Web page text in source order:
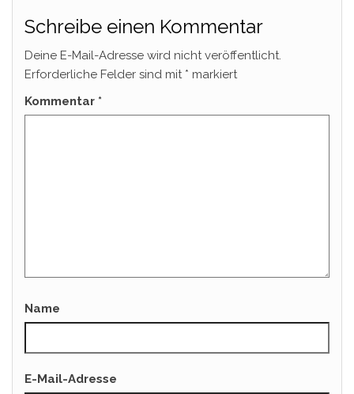
Schreibe einen Kommentar
Deine E-Mail-Adresse wird nicht veröffentlicht.
Erforderliche Felder sind mit * markiert
Kommentar *
Name
E-Mail-Adresse